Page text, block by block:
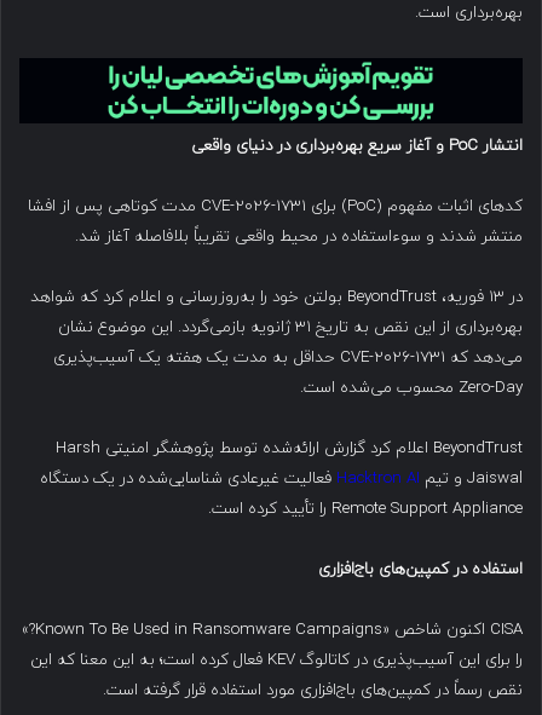
بهره‌برداری است.
انتشارPoC و آغاز سریع بهره‌برداری در دنیای واقعی
کدهای اثبات مفهوم (PoC) برای CVE-2026-1731 مدت کوتاهی پس از افشا
منتشر شدند و سوءاستفاده در محیط واقعی تقریباً بلافاصله آغاز شد.
در ۱۳ فوریه، BeyondTrust بولتن خود را به‌روزرسانی و اعلام کرد که شواهد
بهره‌برداری از این نقص به تاریخ ۳۱ ژانویه بازمی‌گردد. این موضوع نشان
می‌دهد که CVE-2026-1731 حداقل به مدت یک هفته یک آسیب‌پذیری
Zero-Day محسوب می‌شده است.
BeyondTrust اعلام کرد گزارش ارائه‌شده توسط پژوهشگر امنیتی Harsh
Jaiswal و تیم
Hacktron AI فعالیت غیرعادی شناسایی‌شده در یک دستگاه
Remote Support Appliance را تأیید کرده است.
استفاده در کمپین‌های باج‌افزاری
CISA اکنون شاخص «Known To Be Used in Ransomware Campaigns?»
را برای این آسیب‌پذیری در کاتالوگ KEV فعال کرده است؛ به این معنا که این
نقص رسماً در کمپین‌های باج‌افزاری مورد استفاده قرار گرفته است.